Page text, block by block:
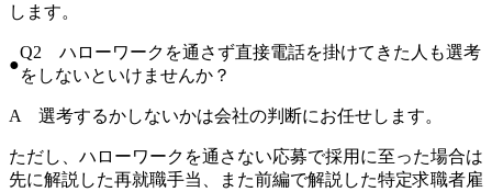
します。
Q2 ハローワークを通さず直接電話を掛けてきた人も選考
をしないといけませんか？
A 選考するかしないかは会社の判断にお任せします。
ただし、ハローワークを通さない応募で採用に至った場合は
先に解説した再就職手当、また前編で解説した特定求職者雇